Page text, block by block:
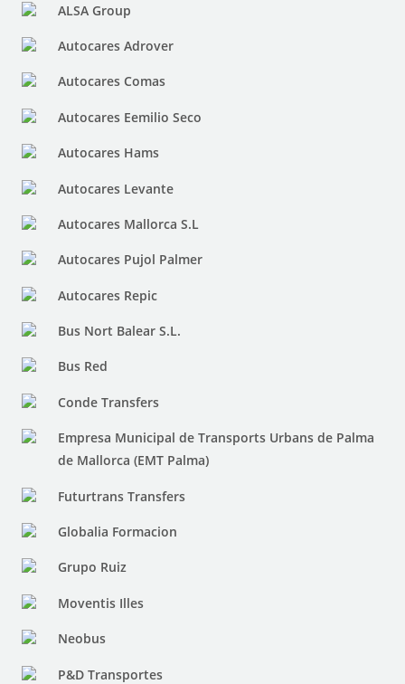
ALSA Group
Autocares Adrover
Autocares Comas
Autocares Eemilio Seco
Autocares Hams
Autocares Levante
Autocares Mallorca S.L
Autocares Pujol Palmer
Autocares Repic
Bus Nort Balear S.L.
Bus Red
Conde Transfers
Empresa Municipal de Transports Urbans de Palma
de Mallorca (EMT Palma)
Futurtrans Transfers
Globalia Formacion
Grupo Ruiz
Moventis Illes
Neobus
P&D Transportes